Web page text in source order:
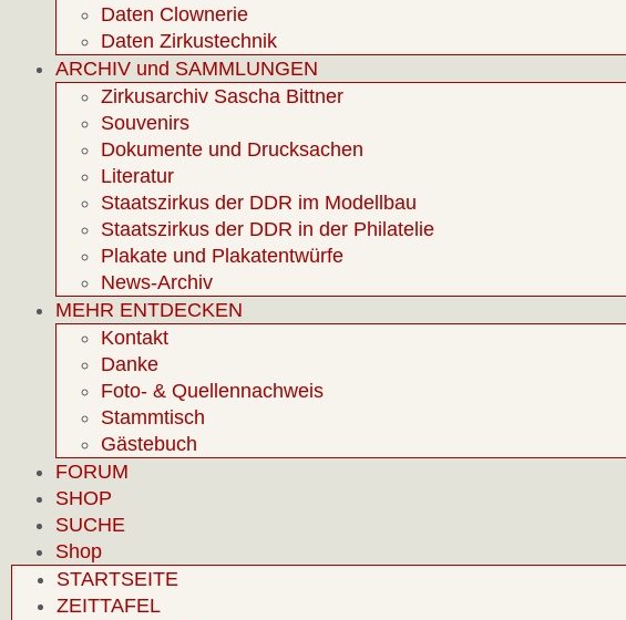
Daten Clownerie
Daten Zirkustechnik
ARCHIV und SAMMLUNGEN
Zirkusarchiv Sascha Bittner
Souvenirs
Dokumente und Drucksachen
Literatur
Staatszirkus der DDR im Modellbau
Staatszirkus der DDR in der Philatelie
Plakate und Plakatentwürfe
News-Archiv
MEHR ENTDECKEN
Kontakt
Danke
Foto- & Quellennachweis
Stammtisch
Gästebuch
FORUM
SHOP
SUCHE
Shop
STARTSEITE
ZEITTAFEL